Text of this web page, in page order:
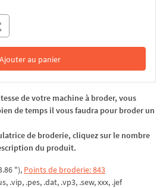
Ajouter au panier
Dans le panier
de votre machine à broder, vous
de temps il vous faudra pour broder un
de broderie, cliquez sur le nombre
du produit.
"), Points de broderie: 843
.vip, .pes, .dat, .vp3, .sew, xxx, .jef